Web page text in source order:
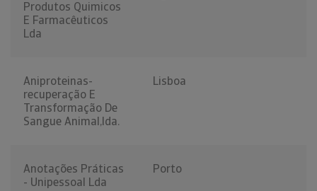
Produtos Quimicos
E Farmacêuticos
Lda
Aniproteinas-
recuperação E
Transformação De
Sangue Animal,lda.
Lisboa
Anotações Práticas
- Unipessoal Lda
Porto